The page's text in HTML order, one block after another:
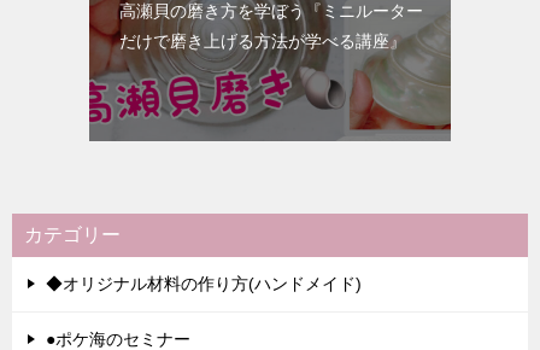
高瀬貝の磨き方を学ぼう『ミニルーター
だけで磨き上げる方法が学べる講座』
カテゴリー
◆オリジナル材料の作り方(ハンドメイド)
●ポケ海のセミナー